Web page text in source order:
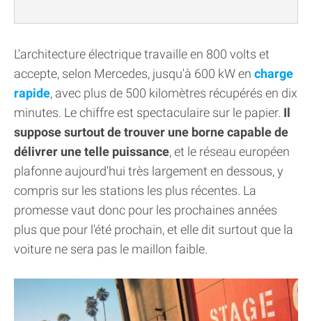
L'architecture électrique travaille en 800 volts et
accepte, selon Mercedes, jusqu'à 600 kW en charge
rapide, avec plus de 500 kilomètres récupérés en dix
minutes. Le chiffre est spectaculaire sur le papier. Il
suppose surtout de trouver une borne capable de
délivrer une telle puissance, et le réseau européen
plafonne aujourd'hui très largement en dessous, y
compris sur les stations les plus récentes. La
promesse vaut donc pour les prochaines années
plus que pour l'été prochain, et elle dit surtout que la
voiture ne sera pas le maillon faible.